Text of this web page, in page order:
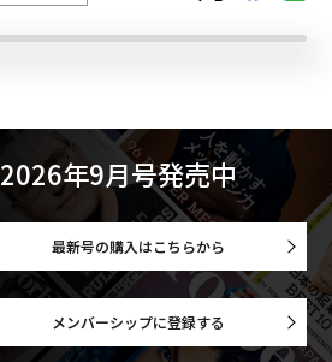
2026年9月号発売中
最新号の購入はこちらから
メンバーシップに登録する